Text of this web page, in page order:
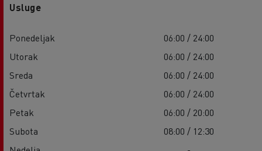
Usluge
Ponedeljak
06:00 / 24:00
Utorak
06:00 / 24:00
Sreda
06:00 / 24:00
Četvrtak
06:00 / 24:00
Petak
06:00 / 20:00
Subota
08:00 / 12:30